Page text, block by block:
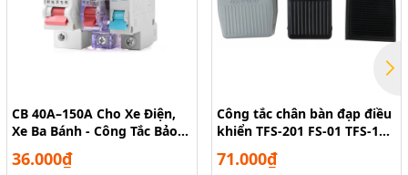
CB 40A–150A Cho Xe Điện,
Xe Ba Bánh - Công Tắc Bảo
36.000₫
Công tắc chân bàn đạp điều
khiển TFS-201 FS-01 TFS-1
71.000₫